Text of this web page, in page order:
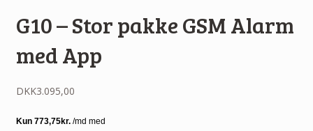
G10 – Stor pakke GSM Alarm
med App
DKK3.095,00